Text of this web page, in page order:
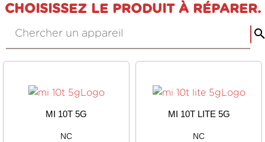
CHOISISSEZ LE PRODUIT À RÉPARER.
MI 10T 5G
NC
MI 10T LITE 5G
NC